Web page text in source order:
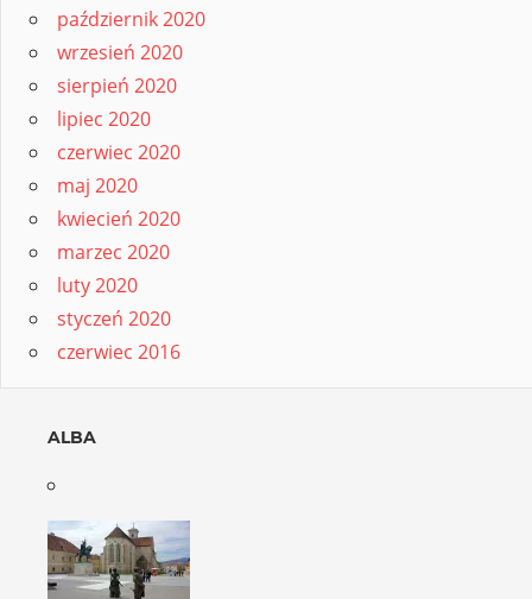
październik 2020
wrzesień 2020
sierpień 2020
lipiec 2020
czerwiec 2020
maj 2020
kwiecień 2020
marzec 2020
luty 2020
styczeń 2020
czerwiec 2016
ALBA